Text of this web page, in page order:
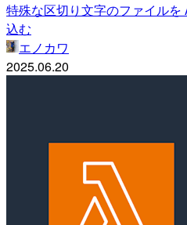
特殊な区切り文字のファイルを
込む
エノカワ
2025.06.20